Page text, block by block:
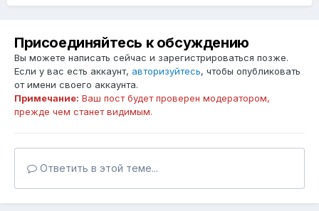
Присоединяйтесь к обсуждению
Вы можете написать сейчас и зарегистрироваться позже.
Если у вас есть аккаунт, авторизуйтесь, чтобы опубликовать
от имени своего аккаунта.
Примечание: Ваш пост будет проверен модератором,
прежде чем станет видимым.
Ответить в этой теме...